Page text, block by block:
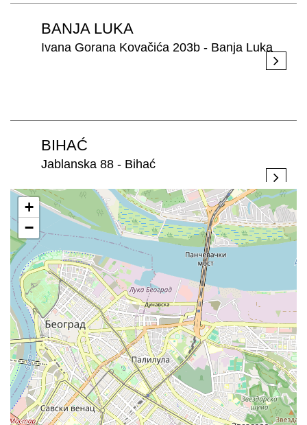
SR
BANJA LUKA
Ivana Gorana Kovačića 203b - Banja Luka
BIHAĆ
Jablanska 88 - Bihać
BIJELJINA
Stefana Dečanskog 250 - Bijeljina
BRATISLAVA
Rožňavská 1, 831 04 Bratislava, - Bratislava
+
−